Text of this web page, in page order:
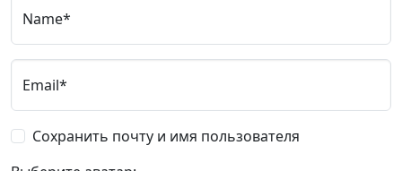
Name*
Email*
Сохранить почту и имя пользователя